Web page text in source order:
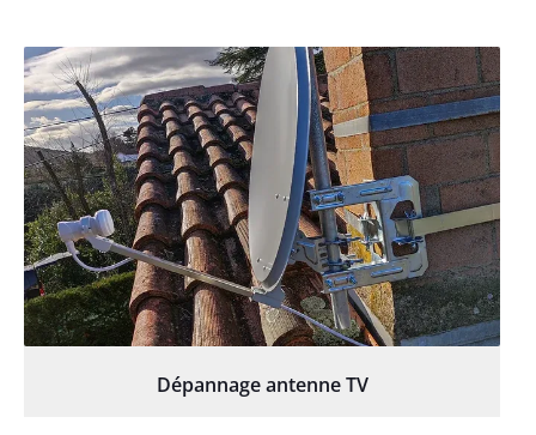
Dépannage antenne TV